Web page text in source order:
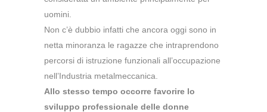
uomini.
Non c’è dubbio infatti che ancora oggi sono in
netta minoranza le ragazze che intraprendono
percorsi di istruzione funzionali all’occupazione
nell’Industria metalmeccanica.
Allo stesso tempo occorre favorire lo
sviluppo professionale delle donne